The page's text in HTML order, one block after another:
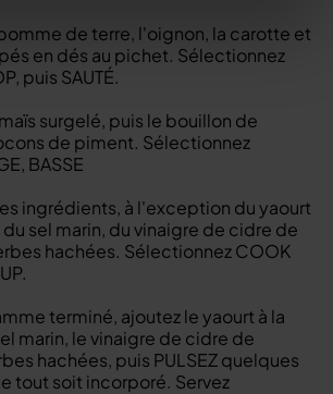
de terre, l'oignon, la carotte et
en dés au pichet. Sélectionnez
puis SAUTÉ.
surgelé, puis le bouillon de
de piment. Sélectionnez
BASSE
ingrédients, à l'exception du yaourt
sel marin, du vinaigre de cidre de
hachées. Sélectionnez COOK
terminé, ajoutez le yaourt à la
marin, le vinaigre de cidre de
hachées, puis PULSEZ quelques
tout soit incorporé. Servez